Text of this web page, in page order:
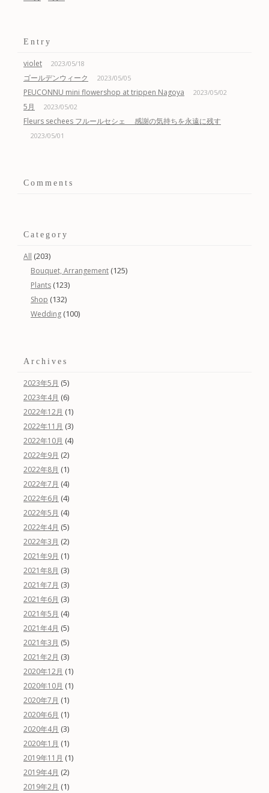
Entry
violet 2023/05/18
ゴールデンウィーク 2023/05/05
PEUCONNU mini flowershop at trippen Nagoya 2023/05/02
5月 2023/05/02
Fleurs sechees フルールセシェ 感謝の気持ちを永遠に残す
2023/05/01
Comments
Category
All (203)
Bouquet, Arrangement (125)
Plants (123)
Shop (132)
Wedding (100)
Archives
2023年5月 (5)
2023年4月 (6)
2022年12月 (1)
2022年11月 (3)
2022年10月 (4)
2022年9月 (2)
2022年8月 (1)
2022年7月 (4)
2022年6月 (4)
2022年5月 (4)
2022年4月 (5)
2022年3月 (2)
2021年9月 (1)
2021年8月 (3)
2021年7月 (3)
2021年6月 (3)
2021年5月 (4)
2021年4月 (5)
2021年3月 (5)
2021年2月 (3)
2020年12月 (1)
2020年10月 (1)
2020年7月 (1)
2020年6月 (1)
2020年4月 (3)
2020年1月 (1)
2019年11月 (1)
2019年4月 (2)
2019年2月 (1)